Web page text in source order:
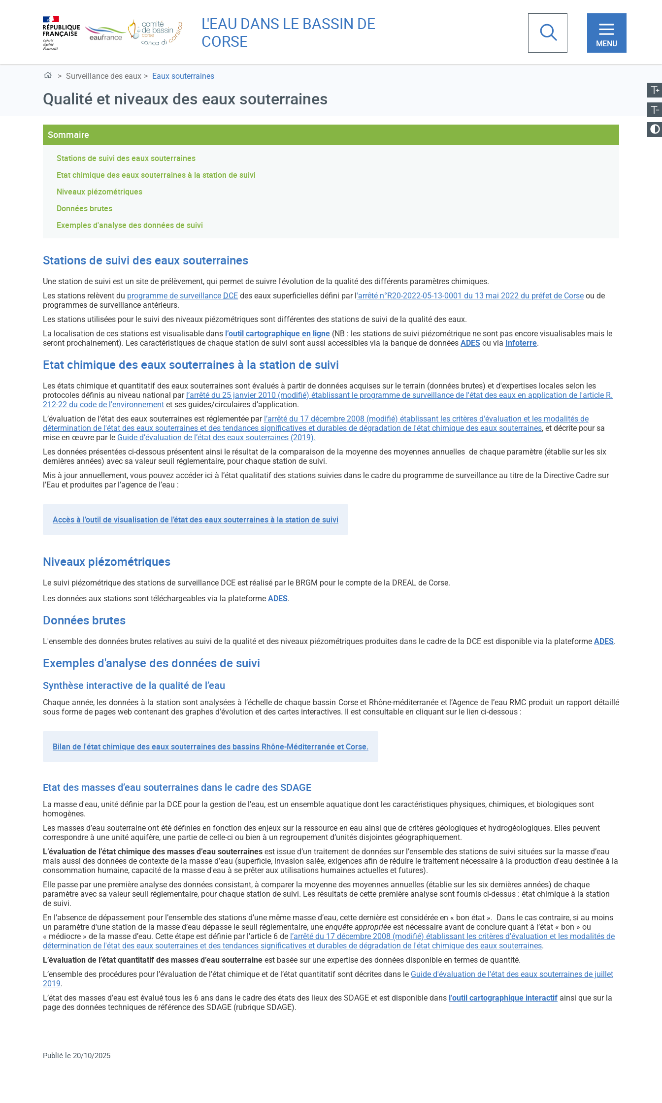
au
contenu
to
main
L'EAU DANS LE BASSIN DE
CORSE
Surveillance des eaux Eaux souterraines
Qualité et niveaux des eaux souterraines
Sommaire
Stations de suivi des eaux souterraines
Etat chimique des eaux souterraines à la station de suivi
Niveaux piézométriques
Données brutes
Exemples d'analyse des données de suivi
Stations de suivi des eaux souterraines
Une station de suivi est un site de prélèvement, qui permet de suivre l'évolution de la qualité des différents paramètres chimiques.
Les stations relèvent du programme de surveillance DCE des eaux superficielles défini par l'arrêté n°R20-2022-05-13-0001 du 13 mai 2022 du préfet de Corse ou de
programmes de surveillance antérieurs.
Les stations utilisées pour le suivi des niveaux piézométriques sont différentes des stations de suivi de la qualité des eaux.
La localisation de ces stations est visualisable dans l’outil cartographique en ligne (NB : les stations de suivi piézométrique ne sont pas encore visualisables mais le
seront prochainement). Les caractéristiques de chaque station de suivi sont aussi accessibles via la banque de donnéesADES ou via Infoterre.
Etat chimique des eaux souterraines à la station de suivi
Les états chimique et quantitatif des eaux souterraines sont évalués à partir de données acquises sur le terrain (données brutes) et d'expertises locales selon les
protocoles définis au niveau national par l’arrêté du 25 janvier 2010 (modifié) établissant le programme de surveillance de l'état des eaux en application de l'article R.
212-22 du code de l'environnement et ses guides/circulaires d’application.
L’évaluation de l’état des eaux souterraines est réglementée par l’arrêté du 17 décembre 2008 (modifié) établissant les critères d'évaluation et les modalités de
détermination de l'état des eaux souterraines et des tendances significatives et durables de dégradation de l'état chimique des eaux souterraines, et décrite pour sa
mise en œuvre par le Guide d’évaluation de l’état des eaux souterraines (2019).
Les données présentées ci-dessous présentent ainsi le résultat de la comparaison de la moyenne des moyennes annuelles de chaque paramètre (établie sur les six
dernières années) avec sa valeur seuil réglementaire, pour chaque station de suivi.
Mis à jour annuellement, vous pouvez accéder ici à l’état qualitatif des stations suivies dans le cadre du programme de surveillance au titre de la Directive Cadre sur
l’Eau et produites par l’agence de l’eau :
Accès à l’outil de visualisation de l’état des eaux souterraines à la station de suivi
Niveaux piézométriques
Le suivi piézométrique des stations de surveillance DCE est réalisé par le BRGM pour le compte de la DREAL de Corse.
Les données aux stations sont téléchargeables via la plateformeADES.
Données brutes
L'ensemble des données brutes relatives au suivi de la qualité et des niveaux piézométriques produites dans le cadre de la DCE est disponible via la plateformeADES.
Exemples d'analyse des données de suivi
Synthèse interactive de la qualité de l’eau
Chaque année, les données à la station sont analysées à l’échelle de chaque bassin Corse et Rhône-méditerranée et l’Agence de l’eau RMC produit un rapport détaillé
sous forme de pages web contenant des graphes d’évolution et des cartes interactives. Il est consultable en cliquant sur le lien ci-dessous :
Bilan de l'état chimique des eaux souterraines des bassins Rhône-Méditerranée et Corse.
Etat des masses d’eau souterraines dans le cadre des SDAGE
La masse d'eau, unité définie par la DCE pour la gestion de l'eau, est un ensemble aquatique dont les caractéristiques physiques, chimiques, et biologiques sont
homogènes.
Les masses d’eau souterraine ont été définies en fonction des enjeux sur la ressource en eau ainsi que de critères géologiques et hydrogéologiques. Elles peuvent
correspondre à une unité aquifère, une partie de celle-ci ou bien à un regroupement d’unités disjointes géographiquement.
L’évaluation de l’état chimique des masses d’eau souterrainesest issue d’un traitement de données sur l’ensemble des stations de suivi situées sur la masse d’eau
mais aussi des données de contexte de la masse d’eau (superficie, invasion salée, exigences afin de réduire le traitement nécessaire à la production d'eau destinée à la
consommation humaine, capacité de la masse d'eau à se prêter aux utilisations humaines actuelles et futures).
Elle passe par une première analyse des données consistant, à comparer la moyenne des moyennes annuelles (établie sur les six dernières années) de chaque
paramètre avec sa valeur seuil réglementaire, pour chaque station de suivi. Les résultats de cette première analyse sont fournis ci-dessus : état chimique à la station
de suivi.
En l’absence de dépassement pour l’ensemble des stations d’une même masse d’eau, cette dernière est considérée en « bon état ». Dans le cas contraire, si au moins
un paramètre d'une station de la masse d’eau dépasse le seuil réglementaire, uneenquête appropriée est nécessaire avant de conclure quant à l’état « bon » ou
« médiocre » de la masse d’eau. Cette étape est définie par l’article 6 de l’arrêté du 17 décembre 2008 (modifié) établissant les critères d'évaluation et les modalités de
détermination de l'état des eaux souterraines et des tendances significatives et durables de dégradation de l'état chimique des eaux souterraines.
L’évaluation de l’état quantitatif des masses d’eau souterraine est basée sur une expertise des données disponible en termes de quantité.
L’ensemble des procédures pour l’évaluation de l’état chimique et de l’état quantitatif sont décrites dans le Guide d'évaluation de l'état des eaux souterraines de juillet
2019.
L’état des masses d’eau est évalué tous les 6 ans dans le cadre des états des lieux des SDAGE et est disponible dans l’outil cartographique interactif ainsi que sur la
page des données techniques de référence des SDAGE (rubrique SDAGE).
Publié le 20/10/2025